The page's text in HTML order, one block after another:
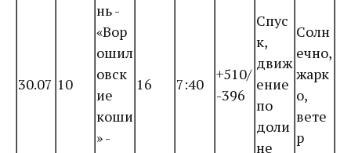
30.07 10
нь -
«Вор
ошил
овск
ие
коши
» -
16 7:40
+510/
-396
Спус
к,
движ
ение
по
доли
не
Солн
ечно,
жарк
о,
вете
р